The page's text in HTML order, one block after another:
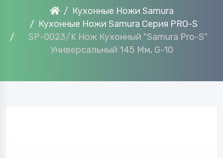
Кухонные Ножи Samura
Кухонные Ножи Samura Серия PRO-S
SP-0023/K Нож Кухонный "Samura Pro-S"
Универсальный 145 Мм, G-10